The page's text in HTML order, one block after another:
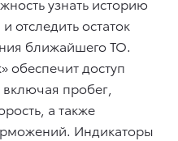
узнать историю
отследить остаток
ближайшего ТО.
обеспечит доступ
пробег,
а также
Индикаторы